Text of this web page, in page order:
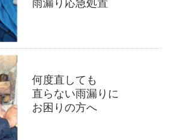
雨漏り応急処置
何度直しても
直らない雨漏りに
お困りの方へ